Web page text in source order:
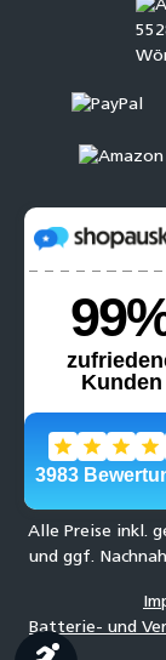
Alle Preise inkl.
und ggf.
Batterie- und